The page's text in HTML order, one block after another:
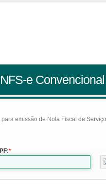
e Convencional
emissão de Nota Fiscal de